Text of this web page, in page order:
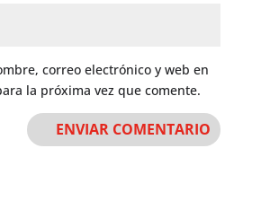
correo electrónico y web en
la próxima vez que comente.